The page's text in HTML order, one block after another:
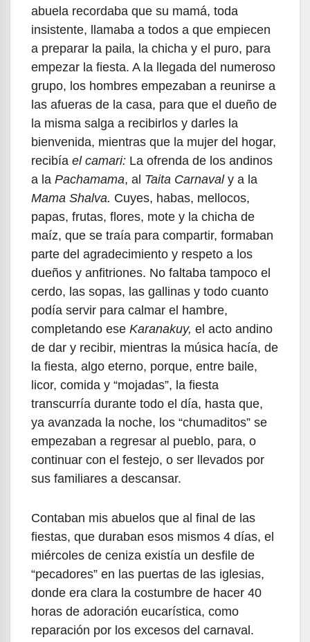
abuela recordaba que su mamá, toda
insistente, llamaba a todos a que empiecen
a preparar la paila, la chicha y el puro, para
empezar la fiesta. A la llegada del numeroso
grupo, los hombres empezaban a reunirse a
las afueras de la casa, para que el dueño de
la misma salga a recibirlos y darles la
bienvenida, mientras que la mujer del hogar,
recibía el camari: La ofrenda de los andinos
a la Pachamama, al Taita Carnavaly a la
Mama Shalva. Cuyes, habas, mellocos,
papas, frutas, flores, mote y la chicha de
maíz, que se traía para compartir, formaban
parte del agradecimiento y respeto a los
dueños y anfitriones. No faltaba tampoco el
cerdo, las sopas, las gallinas y todo cuanto
podía servir para calmar el hambre,
completando ese Karanakuy, el acto andino
de dar y recibir, mientras la música hacía, de
la fiesta, algo eterno, porque, entre baile,
licor, comida y “mojadas”, la fiesta
transcurría durante todo el día, hasta que,
ya avanzada la noche, los “chumaditos” se
empezaban a regresar al pueblo, para, o
continuar con el festejo, o ser llevados por
sus familiares a descansar.
Contaban mis abuelos que al final de las
fiestas, que duraban esos mismos 4 días, el
miércoles de ceniza existía un desfile de
“pecadores” en las puertas de las iglesias,
donde era clara la costumbre de hacer 40
horas de adoración eucarística, como
reparación por los excesos del carnaval.